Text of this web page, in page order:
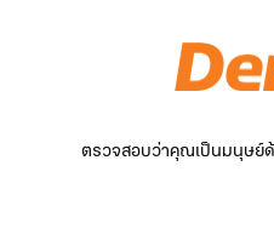
ตรวจสอบว่าคุณเป็นมนุษย์ด้